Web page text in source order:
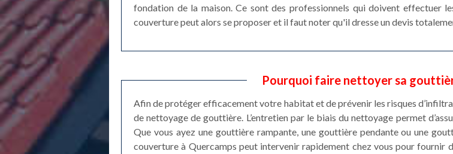
fondation de la maison. Ce sont des professionnels qui doivent effectuer
couverture peut alors se proposer et il faut noter qu'il dresse un devis
Pourquoi faire nettoyer sa
Afin de protéger efficacement votre habitat et de prévenir les risques
de nettoyage de gouttière. L’entretien par le biais du nettoyage permet
Que vous ayez une gouttière rampante, une gouttière pendante ou une
couverture à Quercamps peut intervenir rapidement chez vous pour fournir